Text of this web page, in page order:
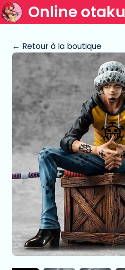
Online otaku
← Retour à la boutique